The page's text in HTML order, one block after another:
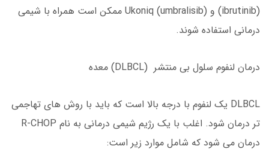
(ibrutinib) و Ukoniq (umbralisib) ممکن است همراه با شیمی
درمانی استفاده شوند.
درمان لنفوم سلول بی منتشر (DLBCL) معده
DLBCL یک لنفوم با درجه بالا است که باید با روش های تهاجمی
تر درمان شود. اغلب با یک رژیم شیمی درمانی به نام R-CHOP
درمان می شود که شامل موارد زیر است: